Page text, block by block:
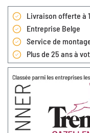
Livraison offerte à
Entreprise Belge
Service de
Plus de 25 ans à